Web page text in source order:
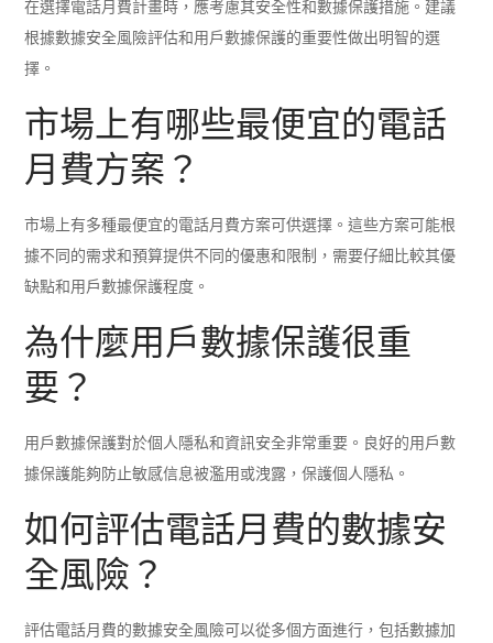
在選擇電話月費計畫時，應考慮其安全性和數據保護措施。建議
根據數據安全風險評估和用戶數據保護的重要性做出明智的選
擇。
市場上有哪些最便宜的電話
月費方案？
市場上有多種最便宜的電話月費方案可供選擇。這些方案可能根
據不同的需求和預算提供不同的優惠和限制，需要仔細比較其優
缺點和用戶數據保護程度。
為什麼用戶數據保護很重
要？
用戶數據保護對於個人隱私和資訊安全非常重要。良好的用戶數
據保護能夠防止敏感信息被濫用或洩露，保護個人隱私。
如何評估電話月費的數據安
全風險？
評估電話月費的數據安全風險可以從多個方面進行，包括數據加